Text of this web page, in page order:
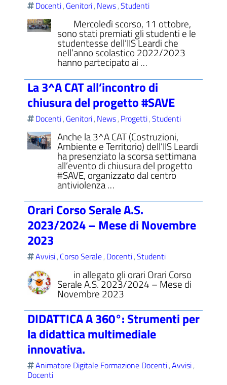
del sito
Docenti, Genitori, News,Studenti
Mercoledì scorso, 11 ottobre,
sono stati premiati gli studenti e le
studentesse dell’IIS Leardi che
nell’anno scolastico 2022/2023
hanno partecipato ai …
La 3^A CAT all’incontro di
chiusura del progetto #SAVE
Docenti, Genitori, News, Progetti,Studenti
Anche la 3^A CAT (Costruzioni,
Ambiente e Territorio) dell’IIS Leardi
ha presenziato la scorsa settimana
all’evento di chiusura del progetto
#SAVE, organizzato dal centro
antiviolenza …
Orari Corso Serale A.S.
2023/2024 – Mese di Novembre
2023
Avvisi, Corso Serale, Docenti,Studenti
in allegato gli orari Orari Corso
Serale A.S. 2023/2024 – Mese di
Novembre 2023
DIDATTICA A 360°: Strumenti per
la didattica multimediale
innovativa.
Animatore Digitale Formazione Docenti,Avvisi,
Docenti